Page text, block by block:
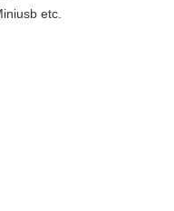
etc.